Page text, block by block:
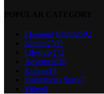
Ekonomi Bisnis2592
Umum2500
Lifestyle572
Advetorial26
Kuliner16
Inspirations Story7
Video0